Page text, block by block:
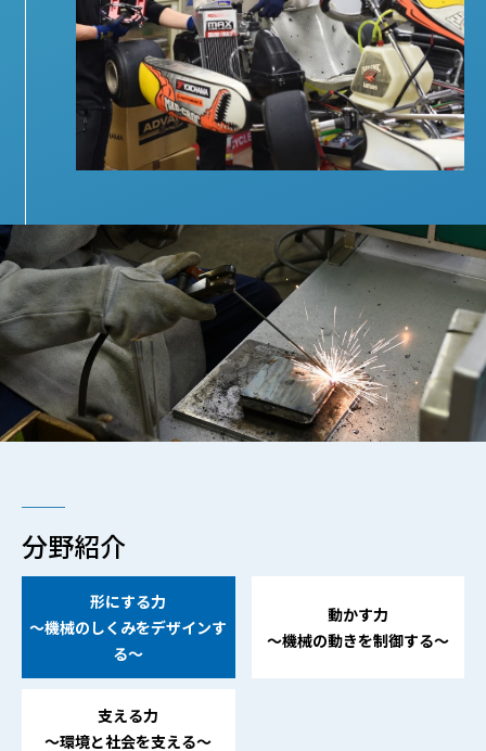
分野紹介
形にする力
～機械のしくみをデザインす
る～
動かす力
～機械の動きを制御する～
支える力
～環境と社会を支える～